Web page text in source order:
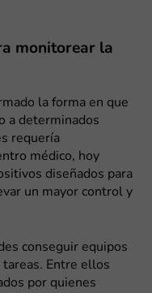
monitorear la
la forma en que
a determinados
requería
médico, hoy
diseñados para
un mayor control y
conseguir equipos
tareas. Entre ellos
por quienes